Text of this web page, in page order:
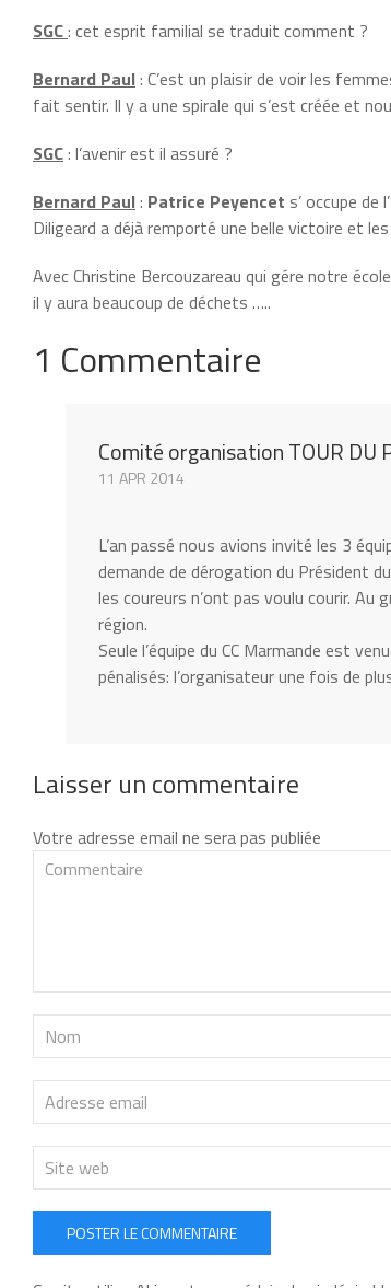
SGC: cet esprit familial se traduit comment ?
Bernard Paul: C’est un plaisir de voir les
fait sentir. Il y a une spirale qui s’est créée et
SGC: l’avenir est il assuré ?
Bernard Paul: Patrice Peyencet s’ occupe de
Diligeard a déjà remporté une belle victoire et
Avec Christine Bercouzareau qui gére notre
il y aura beaucoup de déchets …..
1 Commentaire
Comité organisation TOUR DU
11 APR 2014
L’an passé nous avions invité les 3
demande de dérogation du Président
les coureurs n’ont pas voulu courir. Au
région.
Seule l’équipe du CC Marmande est
pénalisés: l’organisateur une fois de
Laisser un commentaire
Votre adresse email ne sera pas publiée
POSTER LE COMMENTAIRE